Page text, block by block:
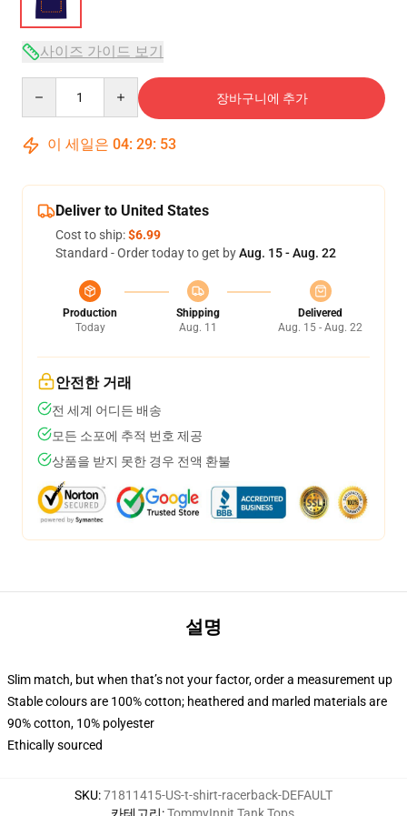
사이즈 가이드 보기
장바구니에 추가
이 세일은 04: 29: 53
Deliver to United States
Cost to ship:$6.99
Standard - Order today to get byAug. 15 - Aug. 22
Production
Today
Shipping
Aug. 11
Delivered
Aug. 15 - Aug. 22
안전한 거래
전 세계 어디든 배송
모든 소포에 추적 번호 제공
상품을 받지 못한 경우 전액 환불
설명
Slim match, but when that’s not your factor, order a measurement up
Stable colours are 100% cotton; heathered and marled materials are
90% cotton, 10% polyester
Ethically sourced
SKU:71811415-US-t-shirt-racerback-DEFAULT